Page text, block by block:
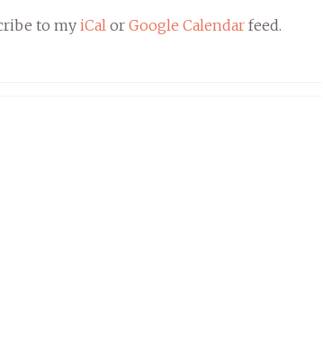
to my iCal or Google Calendar feed.